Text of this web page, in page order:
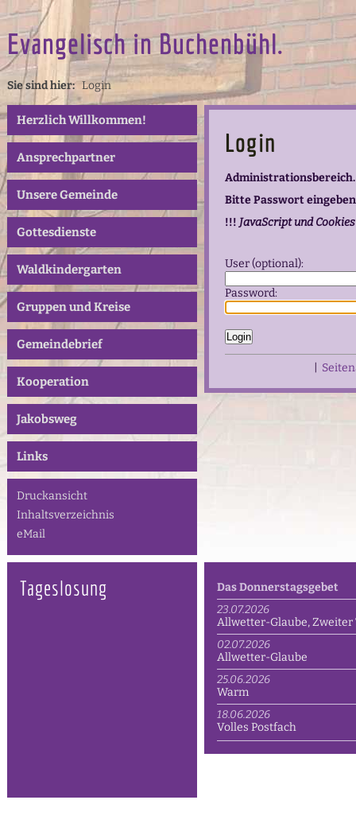
Evangelisch in Buchenbühl.
Sie sind hier:Login
Herzlich Willkommen!
Ansprechpartner
Unsere Gemeinde
Gottesdienste
Waldkindergarten
Gruppen und Kreise
Gemeindebrief
Kooperation
Jakobsweg
Links
Druckansicht
Inhaltsverzeichnis
eMail
Login
Administrationsbereich.
Bitte Passwort
!!! JavaScript und
User (optional):
Password:
Tageslosung
Das Donnerstagsgebet
23.07.2026
Allwetter-Glaube, Zweiter
02.07.2026
Allwetter-Glaube
25.06.2026
Warm
18.06.2026
Volles Postfach